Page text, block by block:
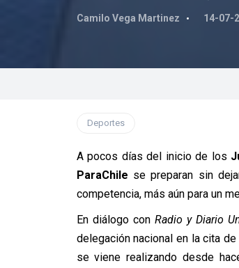
Camilo Vega Martinez 14-07-
Deportes
A pocos días del inicio de los
ParaChile se preparan sin
competencia, más aún para un
En diálogo con Radio y Diario
delegación nacional en la cita
se viene realizando desde